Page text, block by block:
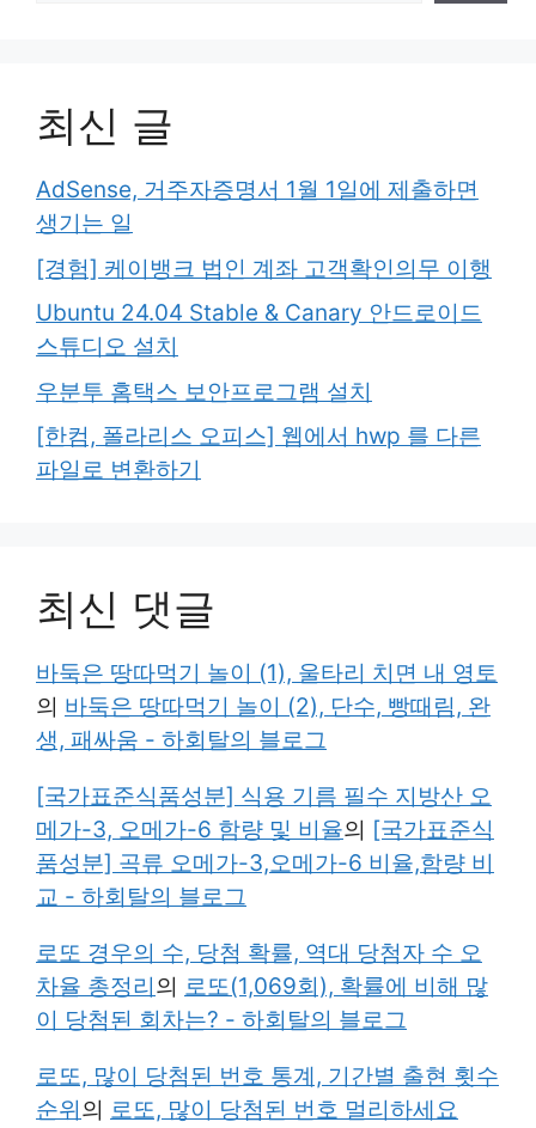
최신 글
AdSense, 거주자증명서 1월 1일에 제출하면
생기는 일
[경험] 케이뱅크 법인 계좌 고객확인의무 이행
Ubuntu 24.04 Stable & Canary 안드로이드
스튜디오 설치
우분투 홈택스 보안프로그램 설치
[한컴, 폴라리스 오피스] 웹에서 hwp 를 다른
파일로 변환하기
최신 댓글
바둑은 땅따먹기 놀이 (1), 울타리 치면 내 영토
의 바둑은 땅따먹기 놀이 (2), 단수, 빵때림, 완
생, 패싸움 - 하회탈의 블로그
[국가표준식품성분] 식용 기름 필수 지방산 오
메가-3, 오메가-6 함량 및 비율의 [국가표준식
품성분] 곡류 오메가-3,오메가-6 비율,함량 비
교 - 하회탈의 블로그
로또 경우의 수, 당첨 확률, 역대 당첨자 수 오
차율 총정리의 로또(1,069회), 확률에 비해 많
이 당첨된 회차는? - 하회탈의 블로그
로또, 많이 당첨된 번호 통계, 기간별 출현 횟수
순위의 로또, 많이 당첨된 번호 멀리하세요